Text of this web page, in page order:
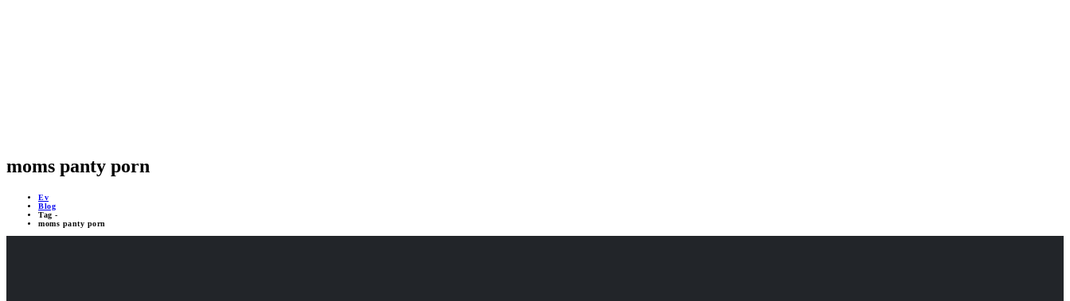
moms panty porn
Ev
Blog
Tag -
moms panty porn